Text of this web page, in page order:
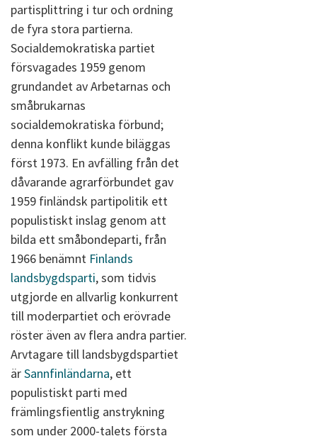
partisplittring i tur och ordning
de fyra stora partierna.
Socialdemokratiska partiet
försvagades 1959 genom
grundandet av Arbetarnas och
småbrukarnas
socialdemokratiska förbund;
denna konflikt kunde biläggas
först 1973. En avfälling från det
dåvarande agrarförbundet gav
1959 finländsk partipolitik ett
populistiskt inslag genom att
bilda ett småbondeparti, från
1966 benämnt Finlands
landsbygdsparti, som tidvis
utgjorde en allvarlig konkurrent
till moderpartiet och erövrade
röster även av flera andra partier.
Arvtagare till landsbygdspartiet
ärSannfinländarna, ett
populistiskt parti med
främlingsfientlig anstrykning
som under 2000-talets första